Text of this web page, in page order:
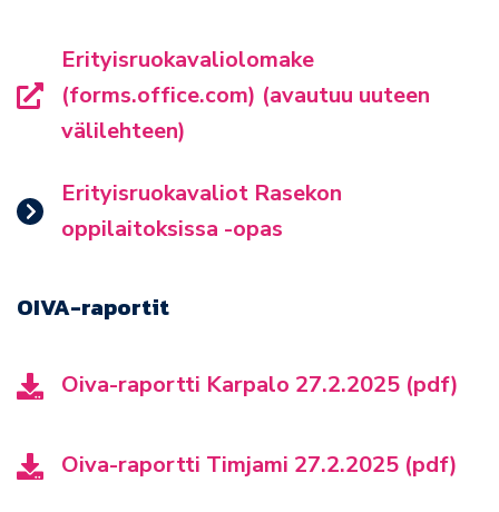
Erityisruokavaliolomake
(forms.office.com) (avautuu uuteen
välilehteen)
Erityisruokavaliot Rasekon
oppilaitoksissa -opas
OIVA-raportit
Oiva-raportti Karpalo 27.2.2025 (pdf)
Oiva-raportti Timjami 27.2.2025 (pdf)